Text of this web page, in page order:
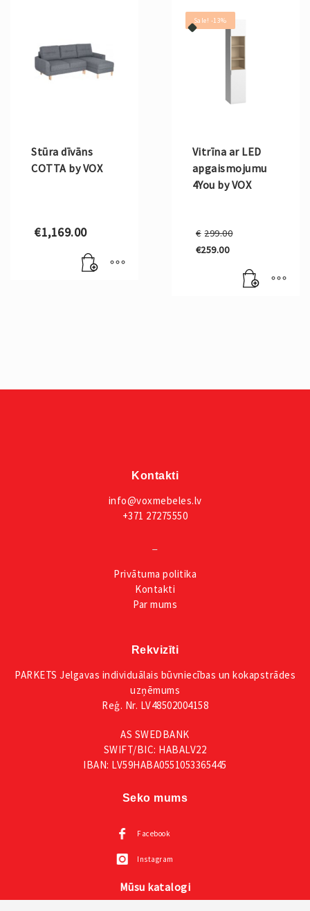
Stūra dīvāns
COTTA by VOX
€1,169.00
Sale! -13%
Vitrīna ar LED
apgaismojumu
4You by VOX
€ 299.00
€299.00.
€259.00
Kontakti
info@voxmebeles.lv
+371 27275550
Privātuma politika
Kontakti
Par mums
Rekvizīti
PARKETS Jelgavas individuālais būvniecības un kokapstrādes
uzņēmums
Reģ. Nr. LV48502004158
AS SWEDBANK
SWIFT/BIC: HABALV22
IBAN: LV59HABA0551053365445
Seko mums
Facebook
Instagram
Mūsu katalogi